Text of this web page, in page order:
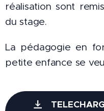
réalisation sont
du stage.
La pédagogie en
petite enfance se